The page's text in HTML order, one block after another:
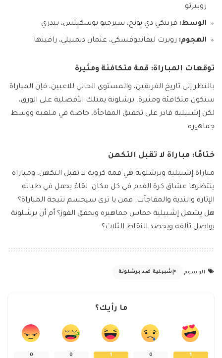
روبيرتو
الوسط: فرينكي دي يونج، سيرجيو بوسكيتس، بيدري
الهجوم: روبرت ليفاندوفسكي، عثمان ديمبيلي، رافينها
توقعات المباراة: قمة متكافئة ومثيرة
بالنظر إلى تاريخ الفريقين، والمستوى الحالي للاعبين، فإن المباراة
ستكون متكافئة ومثيرة. برشلونة يمتلك الأفضلية على الورق،
لكن إشبيلية قادر على تحقيق المفاجأة، خاصة في ملعبه ووسط
جماهيره.
ختامًا: مباراة لا تقبل التكهن
مباراة إشبيلية وبرشلونة هي قمة كروية لا تقبل التكهن، ومباراة
ينتظرها عشاق كرة القدم في كل مكان. لقاءٌ يحمل في طياته
الإثارة والندية والمفاجآت. فمن يا ترى سيحسم نتيجة المباراة؟
هل يشعل إشبيلية حماس جماهيره ويحقق الفوز؟ أم أن برشلونة
يواصل تألقه ويحصد النقاط الثلاث؟
الوسوم إشبيلية ضد برشلونة
ما رأيك؟
1
0
1
0
0